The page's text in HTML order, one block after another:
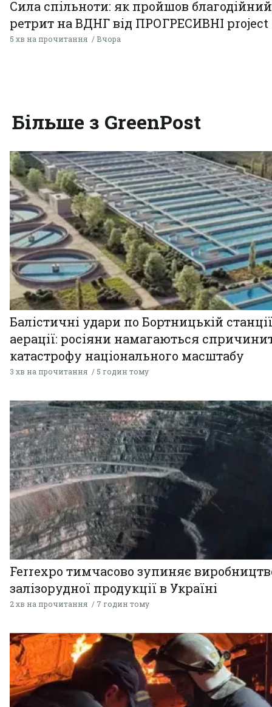
Сила спільноти: як пройшов благодійний
ретрит на ВДНГ від ПРОГРЕСИВНІ project
5 хв на прочитання Вчора
Більше з GreenPost
Балістичні удари по Бортницькій станції
аерації: росіяни намагаються
катастрофу національного масштабу
3 хв на прочитання 5 годин тому
Ferrexpo тимчасово зупиняє
залізорудної продукції в Україні
2 хв на прочитання 7 годин тому